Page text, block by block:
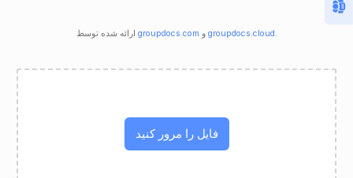
groupdocs.com و groupdocs.cloud .
فایل را مرور کنید